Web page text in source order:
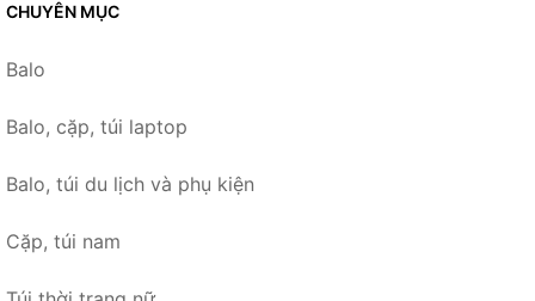
CHUYÊN MỤC
Balo
Balo, cặp, túi laptop
Balo, túi du lịch và phụ kiện
Cặp, túi nam